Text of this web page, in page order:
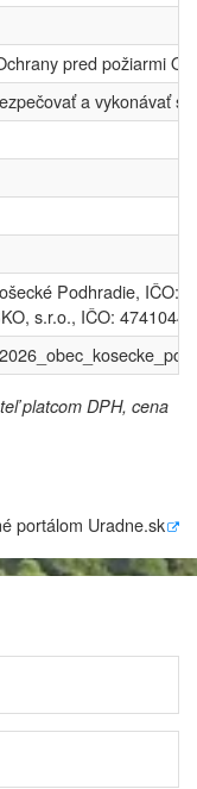
pred požiarmi
a vykonávať
Podhradie, IČO:
s.r.o., IČO:
platcom DPH, cena
portálom Uradne.sk